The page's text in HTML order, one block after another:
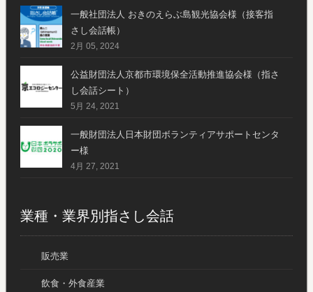
一般社団法人 おきのえらぶ島観光協会様（接客指
さし会話帳）
2月 05, 2024
公益財団法人京都市環境保全活動推進協会様（指さ
し会話シート）
5月 24, 2021
一般財団法人日本財団ボランティアサポートセンタ
ー様
4月 27, 2021
業種・業界別指さし会話
販売業
飲食・外食産業